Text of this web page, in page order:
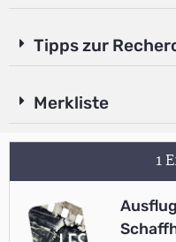
Tipps zur
Merkliste
1